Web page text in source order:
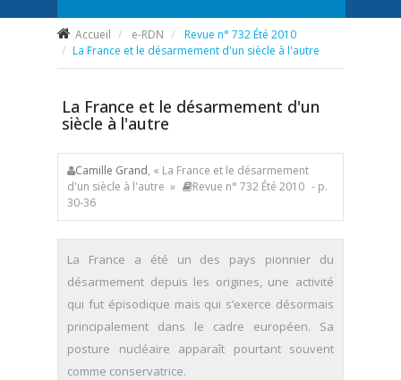
Accueil e-RDN
Revue n° 732 Été 2010
La France et le désarmement d'un siècle à l'autre
La France et le désarmement d'un
siècle à l'autre
Camille Grand, « La France et le désarmement
d'un siècle à l'autre »
Revue n° 732 Été 2010 - p.
30-36
La France a été un des pays pionnier du
désarmement depuis les origines, une activité
qui fut épisodique mais qui s’exerce désormais
principalement dans le cadre européen. Sa
posture nucléaire apparaît pourtant souvent
comme conservatrice.